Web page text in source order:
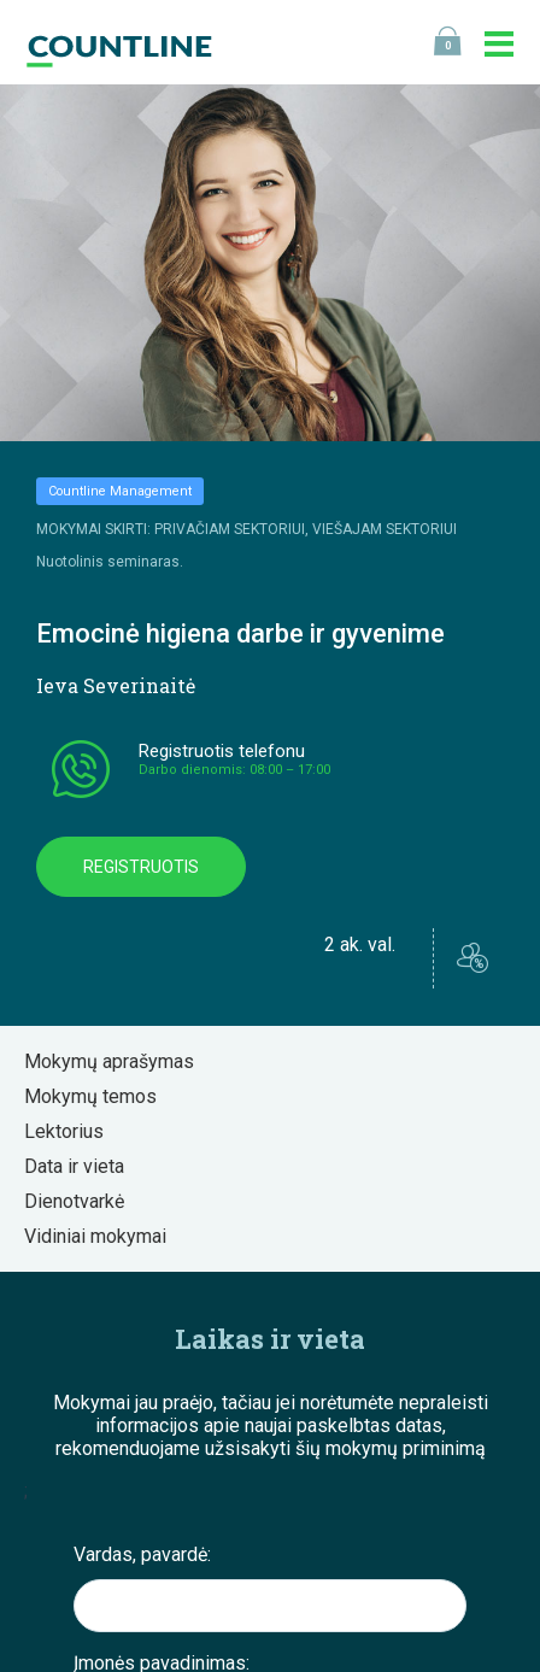
0
Countline Management
MOKYMAI SKIRTI: PRIVAČIAM SEKTORIUI, VIEŠAJAM SEKTORIUI
Nuotolinis seminaras.
Emocinė higiena darbe ir gyvenime
Ieva Severinaitė
Registruotis telefonu
Darbo dienomis: 08:00 – 17:00
REGISTRUOTIS
2 ak. val.
Mokymų aprašymas
Mokymų temos
Lektorius
Data ir vieta
Dienotvarkė
Vidiniai mokymai
Laikas ir vieta
Mokymai jau praėjo, tačiau jei norėtumėte nepraleisti
informacijos apie naujai paskelbtas datas,
rekomenduojame užsisakyti šių mokymų priminimą
;
Vardas, pavardė:
Įmonės pavadinimas: